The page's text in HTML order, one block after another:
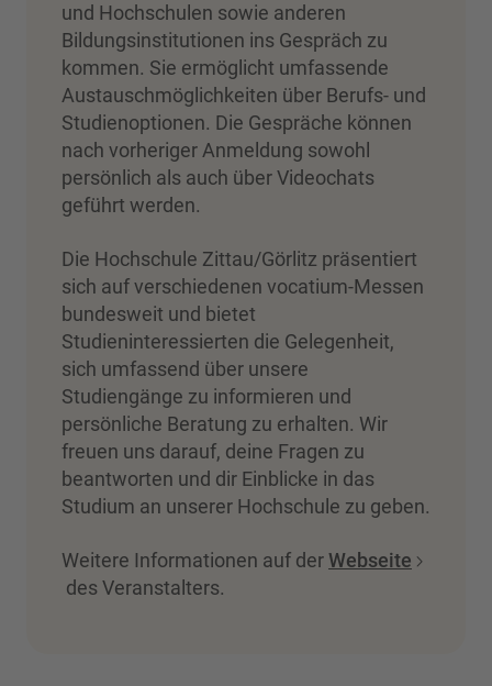
und Hochschulen sowie anderen
Bildungsinstitutionen ins Gespräch zu
kommen. Sie ermöglicht umfassende
Austauschmöglichkeiten über Berufs- und
Studienoptionen. Die Gespräche können
nach vorheriger Anmeldung sowohl
persönlich als auch über Videochats
geführt werden.
Die Hochschule Zittau/Görlitz präsentiert
sich auf verschiedenen vocatium-Messen
bundesweit und bietet
Studieninteressierten die Gelegenheit,
sich umfassend über unsere
Studiengänge zu informieren und
persönliche Beratung zu erhalten. Wir
freuen uns darauf, deine Fragen zu
beantworten und dir Einblicke in das
Studium an unserer Hochschule zu geben.
Weitere Informationen auf derWebseite
des Veranstalters.